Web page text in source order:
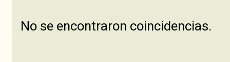
No se encontraron coincidencias.